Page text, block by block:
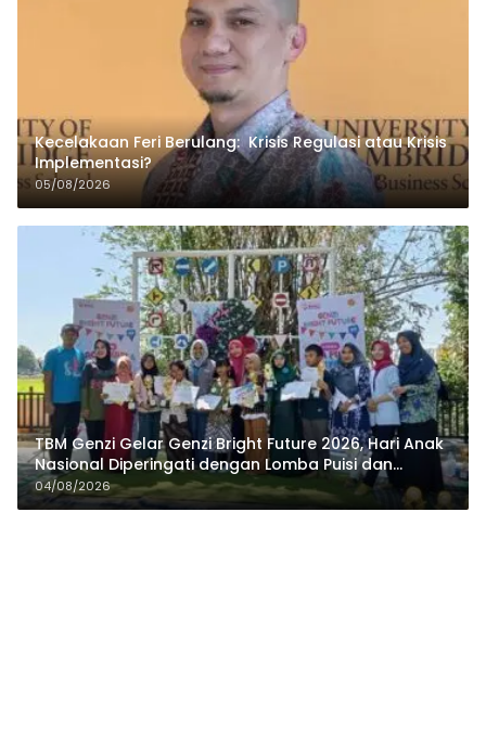
Kecelakaan Feri Berulang: Krisis Regulasi atau Krisis
Implementasi?
05/08/2026
TBM Genzi Gelar Genzi Bright Future 2026, Hari Anak
Nasional Diperingati dengan Lomba Puisi dan
Tembang Dolanan
04/08/2026